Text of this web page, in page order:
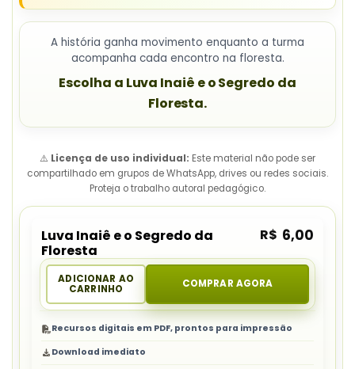
A história ganha movimento enquanto a turma
acompanha cada encontro na floresta.
Escolha a Luva Inaiê e o Segredo da
Floresta.
⚠️ Licença de uso individual: Este material não pode ser
compartilhado em grupos de WhatsApp, drives ou redes sociais.
Proteja o trabalho autoral pedagógico.
Luva Inaiê e o Segredo da
Floresta
R$ 6,00
ADICIONAR AO
CARRINHO
COMPRAR AGORA
Recursos digitais em PDF, prontos para impressão
Download imediato